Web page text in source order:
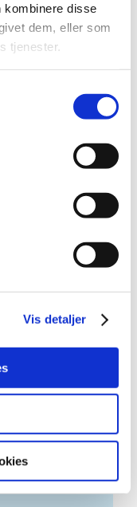
kombinere disse
dem, eller som
tjenester.
Vis detaljer